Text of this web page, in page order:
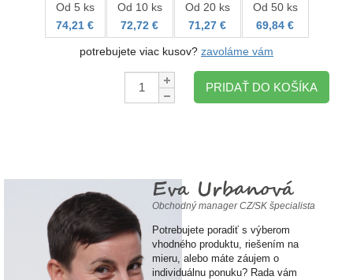
Od 5 ks
74,21 €
Od 10 ks
72,72 €
Od 20 ks
71,27 €
Od 50 ks
69,84 €
potrebujete viac kusov? zavoláme vám
Množstvo:
PRIDAŤ DO KOŠÍKA
Eva Urbanová
Obchodný manager CZ/SK špecialista
Potrebujete poradiť s výberom
vhodného produktu, riešením na
mieru, alebo máte záujem o
individuálnu ponuku? Rada vám